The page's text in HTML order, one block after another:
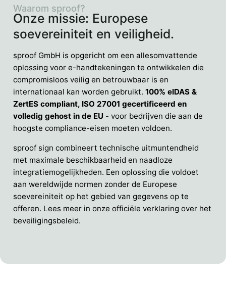
Onze missie: Europese
soevereiniteit en veiligheid.
Waarom sproof?
sproof GmbH is opgericht om een allesomvattende
oplossing voor e-handtekeningen te ontwikkelen die
compromisloos veilig en betrouwbaar is en
internationaal kan worden gebruikt.100% eIDAS &
ZertES compliant, ISO 27001 gecertificeerd en
volledig gehost in de EU - voor bedrijven die aan de
hoogste compliance-eisen moeten voldoen.
sproof sign combineert technische uitmuntendheid
met maximale beschikbaarheid en naadloze
integratiemogelijkheden. Een oplossing die voldoet
aan wereldwijde normen zonder de Europese
soevereiniteit op het gebied van gegevens op te
offeren. Lees meer in onze officiële verklaring over het
beveiligingsbeleid.